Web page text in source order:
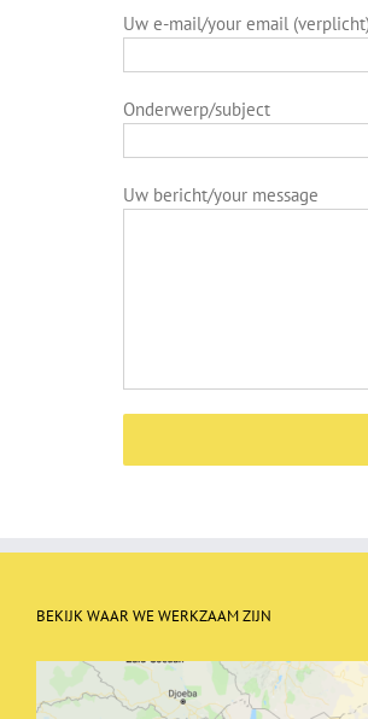
Uw e-mail/your email
Onderwerp/subject
Uw bericht/your message
BEKIJK WAAR WE WERKZAAM ZIJN